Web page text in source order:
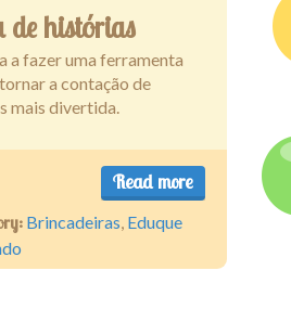
de histórias
a fazer uma ferramenta
a contação de
mais divertida.
Read more
Brincadeiras, Eduque